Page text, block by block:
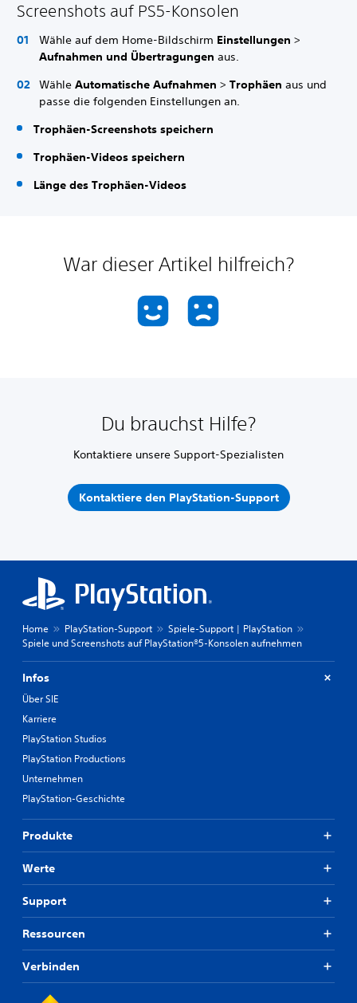
Screenshots auf PS5-Konsolen
Wähle auf dem Home-Bildschirm Einstellungen >
Aufnahmen und Übertragungen aus.
Wähle Automatische Aufnahmen > Trophäen aus und
passe die folgenden Einstellungen an.
Trophäen-Screenshots speichern
Trophäen-Videos speichern
Länge des Trophäen-Videos
War dieser Artikel hilfreich?
Du brauchst Hilfe?
Kontaktiere unsere Support-Spezialisten
Kontaktiere den PlayStation-Support
Home PlayStation-Support
Spiele-Support | PlayStation
Spiele und Screenshots auf PlayStation®5-Konsolen aufnehmen
Infos
Über SIE
Karriere
PlayStation Studios
PlayStation Productions
Unternehmen
PlayStation-Geschichte
Produkte
Werte
Support
Ressourcen
Verbinden